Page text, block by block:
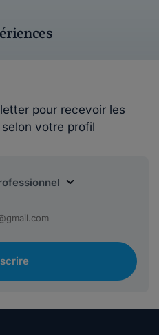
pour recevoir les
votre profil